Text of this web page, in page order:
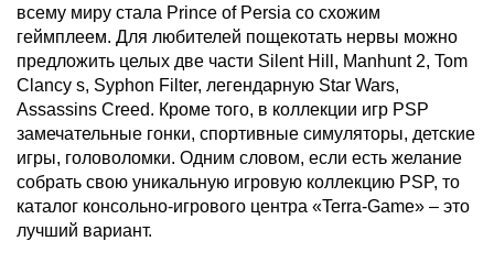
всему миру стала Prince of Persia со схожим
геймплеем. Для любителей пощекотать нервы можно
предложить целых две части Silent Hill, Manhunt 2, Tom
Clancy s, Syphon Filter, легендарную Star Wars,
Assassins Creed. Кроме того, в коллекции игр PSP
замечательные гонки, спортивные симуляторы, детские
игры, головоломки. Одним словом, если есть желание
собрать свою уникальную игровую коллекцию PSP, то
каталог консольно-игрового центра «Terra-Game» – это
лучший вариант.